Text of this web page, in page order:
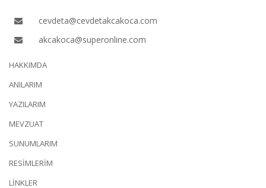
cevdeta@cevdetakcakoca.com
akcakoca@superonline.com
HAKKIMDA
ANILARIM
YAZILARIM
MEVZUAT
SUNUMLARIM
RESİMLERİM
LİNKLER